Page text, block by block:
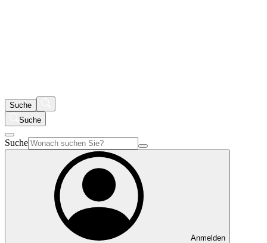
Suche
Suche
Suche
Anmelden